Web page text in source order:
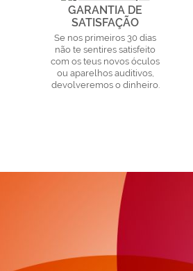
GARANTIA DE
SATISFAÇÃO
Se nos primeiros 30 dias
não te sentires satisfeito
com os teus novos óculos
ou aparelhos auditivos,
devolveremos o dinheiro.